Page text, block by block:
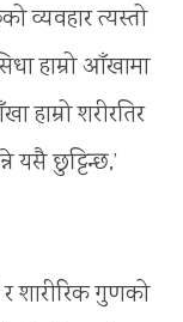
व्यवहार त्यस्तो
हाम्रो आँखामा
हाम्रो शरीरतिर
छुट्टिन्छ,’
शारीरिक गुणको